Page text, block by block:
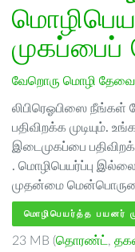
முகப்பைப்
வேறொரு மொழி
லிபிரெஓபிஸை நீங்கள்
பதிவிறக்க முடியும்.
இடைமுகப்பை
. மொழிபெயர்ப்பு
முதன்மை
மொழிபெயர்த்த பயனர்
23 MB (தொரண்ட் ,